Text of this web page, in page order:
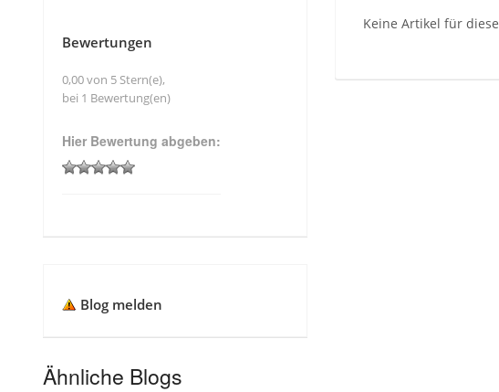
Keine Artikel für
Bewertungen
0,00 von 5 Stern(e),
bei 1 Bewertung(en)
Hier Bewertung abgeben:
Blog melden
Ähnliche Blogs